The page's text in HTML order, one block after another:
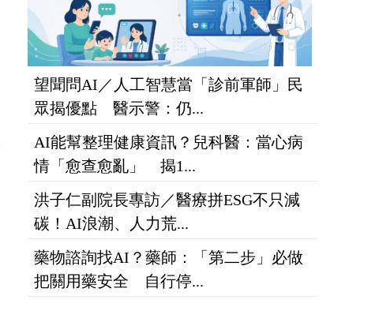
望聞問AI／人工智慧當「診前軍師」民
眾揭優點 醫示警：仍...
AI能幫整理健康資訊？兒科醫：當心病
情「愈查愈亂」 揭1...
洪子仁副院長專訪／醫療拼ESG不只減
碳！AI浪潮、人力荒...
藥物諮詢找AI？藥師：「第二步」必做
把關用藥安全 自行停...